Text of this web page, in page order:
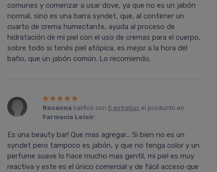
comunes y comenzar a usar dove, ya que no es un jabón
normal, sino es una barra syndet, que, al contener un
cuarto de crema humectante, ayuda al proceso de
hidratación de mi piel con el uso de cremas para el cuerpo,
sobre todo si tenés piel atópica, es mejor a la hora del
baño, que un jabón común. Lo recomiendo.
Rosanna calificó con 5 estrellas el producto en
Farmacia Leloir.
Es una beauty bar! Que mas agregar... Si bien no es un
syndet pero tampoco es jabón, y que no tenga color y un
perfume suave lo hace mucho mas gentil, mi piel es muy
reactiva y este es el único comercial y de fácil acceso que